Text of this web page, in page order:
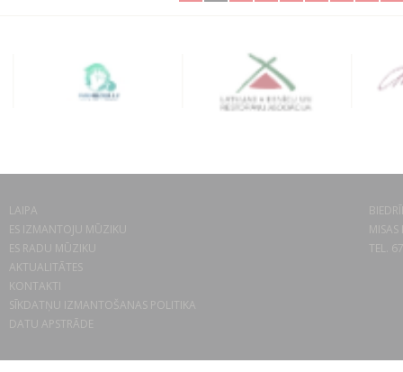
LAIPA
ES IZMANTOJU MŪZIKU
ES RADU MŪZIKU
AKTUALITĀTES
KONTAKTI
SĪKDATŅU IZMANTOŠANAS POLITIKA
DATU APSTRĀDE
TEL.